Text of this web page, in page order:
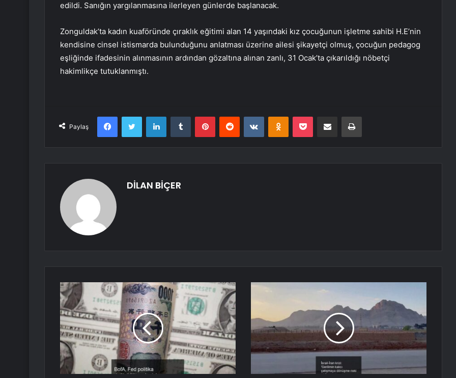
edildi. Sanığın yargılanmasına ilerleyen günlerde başlanacak.
Zonguldak’ta kadın kuaföründe çıraklık eğitimi alan 14 yaşındaki kız çocuğunun işletme sahibi H.E’nin
kendisine cinsel istismarda bulunduğunu anlatması üzerine ailesi şikayetçi olmuş, çocuğun pedagog
eşliğinde ifadesinin alınmasının ardından gözaltına alınan zanlı, 31 Ocak’ta çıkarıldığı nöbetçi
hakimlikçe tutuklanmıştı.
Paylaş
FacebookTwitter LinkedInTumblr PinterestReddit VKontakteOdnoklassniki
Pocket E-Posta ile paylaş Yazdır
DİLAN BİÇER